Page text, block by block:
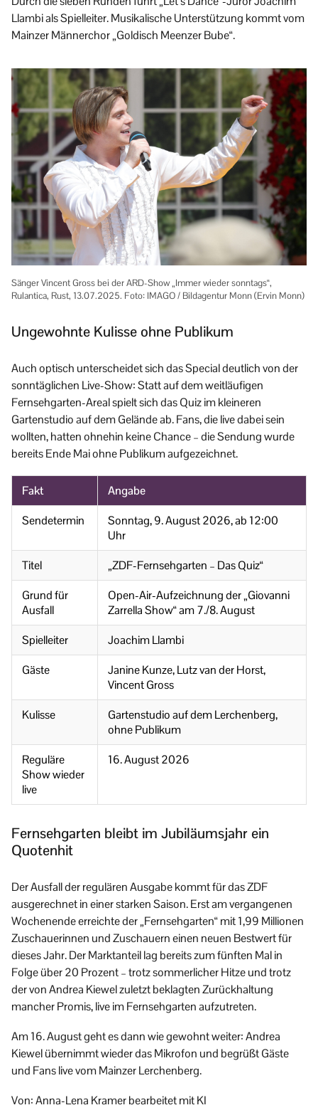
Llambi als Spielleiter. Musikalische Unterstützung kommt vom
Mainzer Männerchor „Goldisch Meenzer Bube“.
Sänger Vincent Gross bei der ARD-Show „Immer wieder sonntags“,
Rulantica, Rust, 13.07.2025. Foto: IMAGO / Bildagentur Monn (Ervin Monn)
Ungewohnte Kulisse ohne Publikum
Auch optisch unterscheidet sich das Special deutlich von der
sonntäglichen Live-Show: Statt auf dem weitläufigen
Fernsehgarten-Areal spielt sich das Quiz im kleineren
Gartenstudio auf dem Gelände ab. Fans, die live dabei sein
wollten, hatten ohnehin keine Chance – die Sendung wurde
bereits Ende Mai ohne Publikum aufgezeichnet.
Fakt
Angabe
Sendetermin
Sonntag, 9. August 2026, ab 12:00
Uhr
Titel
„ZDF-Fernsehgarten – Das Quiz“
Grund für
Ausfall
Open-Air-Aufzeichnung der „Giovanni
Zarrella Show“ am 7./8. August
Spielleiter
Joachim Llambi
Gäste
Janine Kunze, Lutz van der Horst,
Vincent Gross
Kulisse
Gartenstudio auf dem Lerchenberg,
ohne Publikum
Reguläre
Show wieder
live
16. August 2026
Fernsehgarten bleibt im Jubiläumsjahr ein
Quotenhit
Der Ausfall der regulären Ausgabe kommt für das ZDF
ausgerechnet in einer starken Saison. Erst am vergangenen
Wochenende erreichte der „Fernsehgarten“ mit 1,99 Millionen
Zuschauerinnen und Zuschauern einen neuen Bestwert für
dieses Jahr. Der Marktanteil lag bereits zum fünften Mal in
Folge über 20 Prozent – trotz sommerlicher Hitze und trotz
der von Andrea Kiewel zuletzt beklagten Zurückhaltung
mancher Promis, live im Fernsehgarten aufzutreten.
Am 16. August geht es dann wie gewohnt weiter: Andrea
Kiewel übernimmt wieder das Mikrofon und begrüßt Gäste
und Fans live vom Mainzer Lerchenberg.
Von: Anna-Lena Kramer bearbeitet mit KI